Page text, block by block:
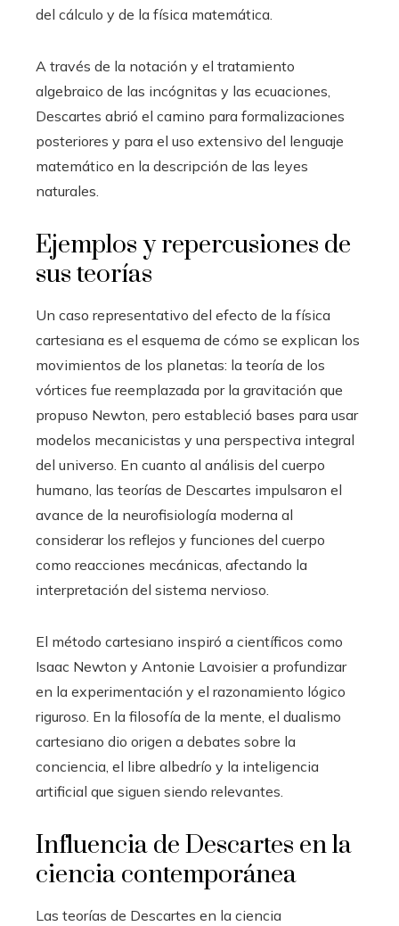
del cálculo y de la física matemática.
A través de la notación y el tratamiento
algebraico de las incógnitas y las ecuaciones,
Descartes abrió el camino para formalizaciones
posteriores y para el uso extensivo del lenguaje
matemático en la descripción de las leyes
naturales.
Ejemplos y repercusiones de
sus teorías
Un caso representativo del efecto de la física
cartesiana es el esquema de cómo se explican los
movimientos de los planetas: la teoría de los
vórtices fue reemplazada por la gravitación que
propuso Newton, pero estableció bases para usar
modelos mecanicistas y una perspectiva integral
del universo. En cuanto al análisis del cuerpo
humano, las teorías de Descartes impulsaron el
avance de la neurofisiología moderna al
considerar los reflejos y funciones del cuerpo
como reacciones mecánicas, afectando la
interpretación del sistema nervioso.
El método cartesiano inspiró a científicos como
Isaac Newton y Antonie Lavoisier a profundizar
en la experimentación y el razonamiento lógico
riguroso. En la filosofía de la mente, el dualismo
cartesiano dio origen a debates sobre la
conciencia, el libre albedrío y la inteligencia
artificial que siguen siendo relevantes.
Influencia de Descartes en la
ciencia contemporánea
Las teorías de Descartes en la ciencia